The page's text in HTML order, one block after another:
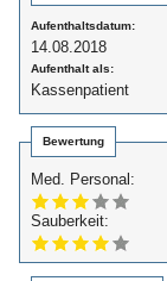
Aufenthaltsdatum:
14.08.2018
Aufenthalt als:
Kassenpatient
Bewertung
Med. Personal:
Sauberkeit: